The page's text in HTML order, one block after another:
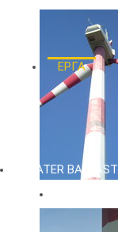
ΕΡΓΑ
WATER BALLAST